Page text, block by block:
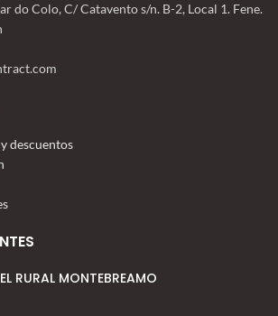
do Colo, C/ Catavento s/n. B-2, Local 1. Fene.
descuentos
RURAL MONTEBREAMO